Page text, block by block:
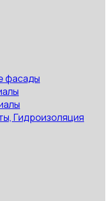
фасады
Гидроизоляция